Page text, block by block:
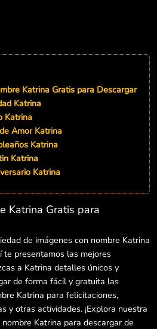
Katrina Gratis para Descargar
Katrina
Katrina
Amor Katrina
Katrina
Katrina
Katrina
Katrina Gratis para
de imágenes con nombre Katrina
te presentamos las mejores
a Katrina detalles únicos y
de forma fácil y gratuita las
Katrina para felicitaciones,
y otras actividades. ¡Explora nuestra
Katrina para descargar de